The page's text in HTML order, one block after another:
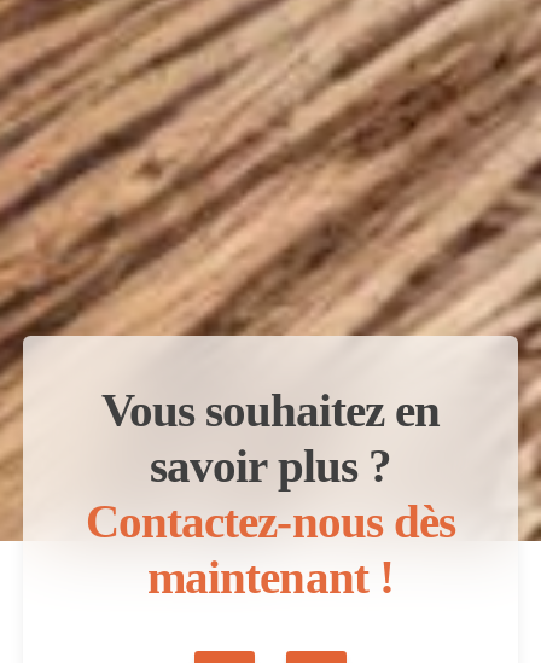
Vous souhaitez en
savoir plus ?
Contactez-nous dès
maintenant !